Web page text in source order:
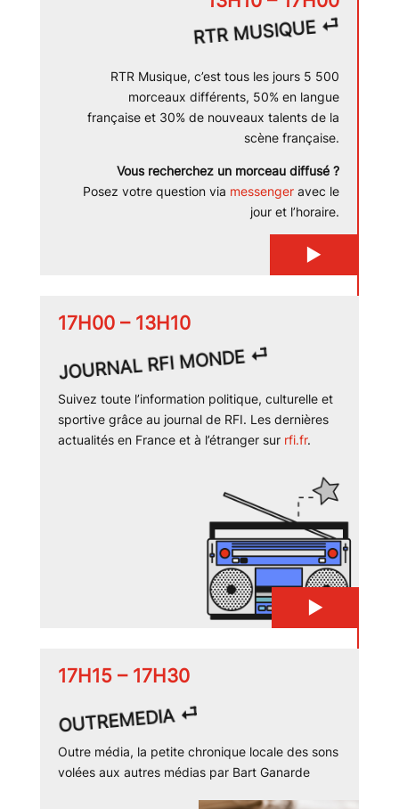
RTR MUSIQUE ⏎
RTR Musique, c’est tous les jours 5 500
morceaux différents, 50% en langue
française et 30% de nouveaux talents de la
scène française.
Vous recherchez un morceau diffusé ?
Posez votre question via messenger avec le
jour et l’horaire.
▶
17H00 – 13H10
JOURNAL RFI MONDE ⏎
Suivez toute l’information politique, culturelle et
sportive grâce au journal de RFI. Les dernières
actualités en France et à l’étranger sur rfi.fr.
▶
17H15 – 17H30
OUTREMEDIA ⏎
Outre média, la petite chronique locale des sons
volées aux autres médias par Bart Ganarde